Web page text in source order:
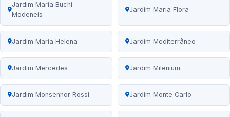
Jardim Maria Buchi
Modeneis
Jardim Maria Flora
Jardim Maria Helena Jardim Mediterrâneo
Jardim Mercedes Jardim Milenium
Jardim Monsenhor Rossi Jardim Monte Carlo